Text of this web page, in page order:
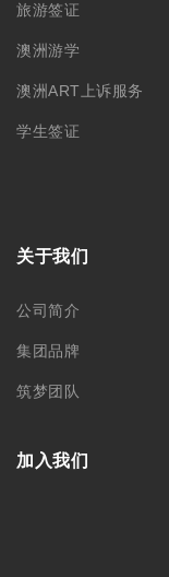
旅游签证
澳洲游学
澳洲ART上诉服务
学生签证
关于我们
公司简介
集团品牌
筑梦团队
加入我们